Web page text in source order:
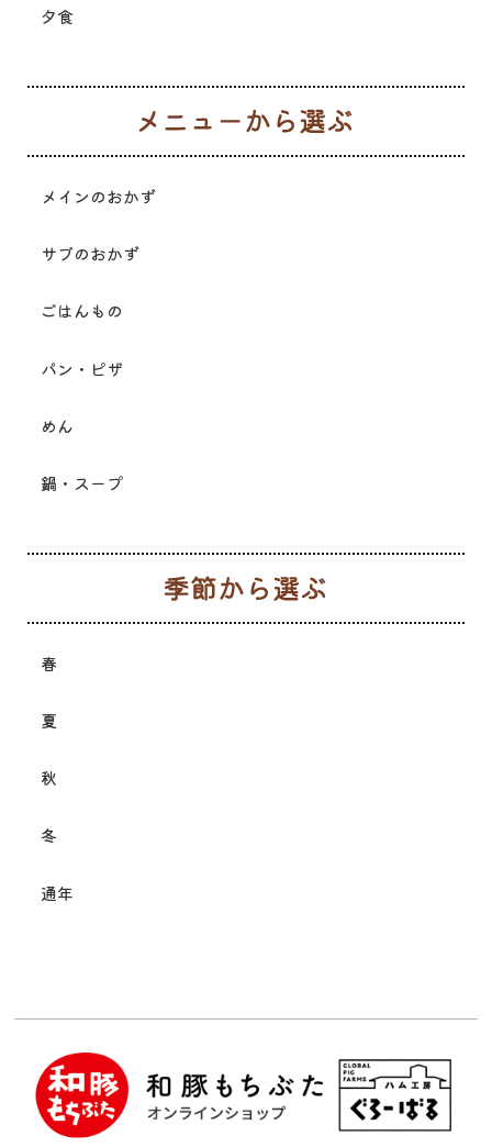
夕食
メインのおかず
サブのおかず
ごはんもの
パン・ピザ
めん
鍋・スープ
春
夏
秋
冬
通年